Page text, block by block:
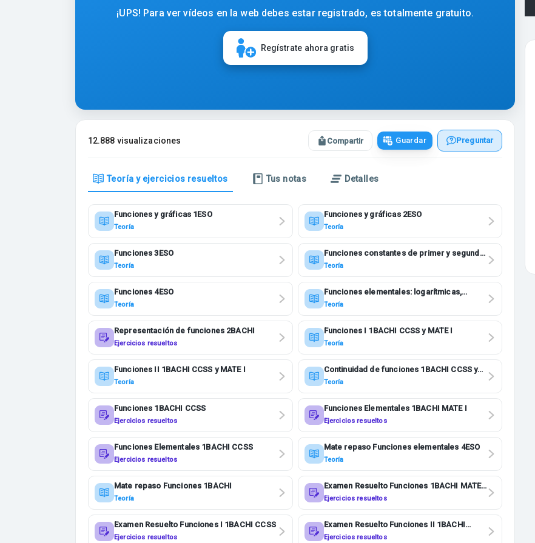
¡UPS! Para ver vídeos en la web debes estar registrado, es totalmente gratuito.
Regístrate ahora gratis
12.888 visualizaciones Compartir Guardar Preguntar
Teoría y ejercicios resueltos Tus notas Detalles
Funciones y gráficas 1ESO
Teoría
Funciones y gráficas 2ESO
Teoría
Funciones 3ESO
Teoría
Funciones constantes de primer y segundo
grado 3ESO
Teoría
Funciones 4ESO
Teoría
Funciones elementales: logarítmicas,
exponenciales e inversas 4ESO
Teoría
Representación de funciones 2BACHI
Ejercicios resueltos
Funciones I 1BACHI CCSS y MATE I
Teoría
Funciones II 1BACHI CCSS y MATE I
Teoría
Continuidad de funciones 1BACHI CCSS y
MATE I
Teoría
Funciones 1BACHI CCSS
Ejercicios resueltos
Funciones Elementales 1BACHI MATE I
Ejercicios resueltos
Funciones Elementales 1BACHI CCSS
Ejercicios resueltos
Mate repaso Funciones elementales 4ESO
Teoría
Mate repaso Funciones 1BACHI
Teoría
Examen Resuelto Funciones 1BACHI MATE
II
Ejercicios resueltos
Examen Resuelto Funciones I 1BACHI CCSS
Ejercicios resueltos
Examen Resuelto Funciones II 1BACHI
CCSS
Ejercicios resueltos